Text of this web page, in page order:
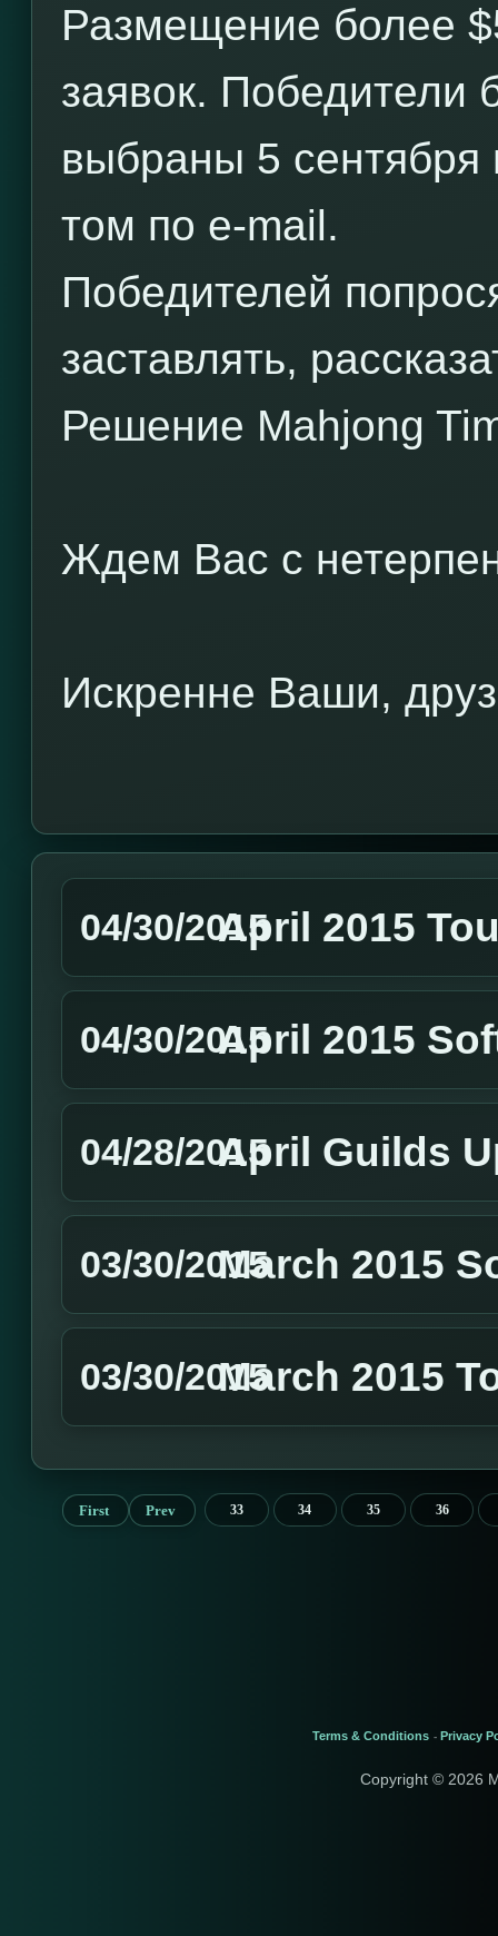
Размещение более
заявок. Победители
выбраны 5
том по e-mail.
Победителей
заставлять,
Решение Mahjong
Ждем Вас с
Искренне Ваши,
04/30/2015April 2015
04/30/2015April 2015
04/28/2015April Guilds
03/30/2015March 2015
03/30/2015March 2015
First Prev 33 34 35 36
Terms & Conditions - Privacy
Copyright © 2026